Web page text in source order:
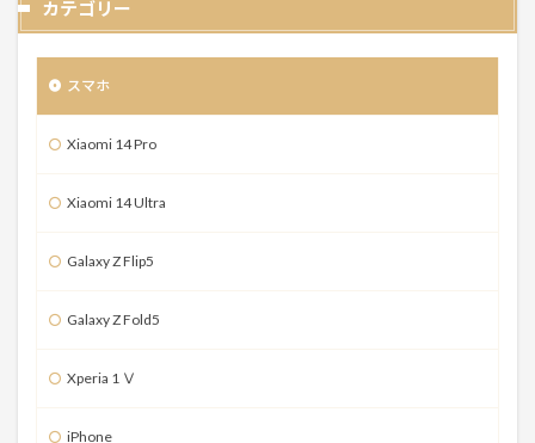
カテゴリー
スマホ
Xiaomi 14 Pro
Xiaomi 14 Ultra
Galaxy Z Flip5
Galaxy Z Fold5
Xperia 1 Ⅴ
iPhone